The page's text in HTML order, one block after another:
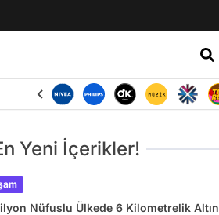
Yeni İçerikler!
Nüfuslu Ülkede 6 Kilometrelik Altın